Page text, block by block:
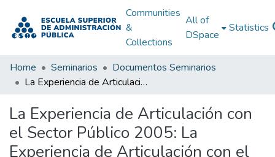
Communities
&
Collections
All of
DSpace
Statistics
Home Seminarios
Documentos Seminarios
La Experiencia de Articulación con el Sector Público 2005: La Experiencia de Articulación con el Sector Público 2005
La Experiencia de Articulación con
el Sector Público 2005: La
Experiencia de Articulación con el